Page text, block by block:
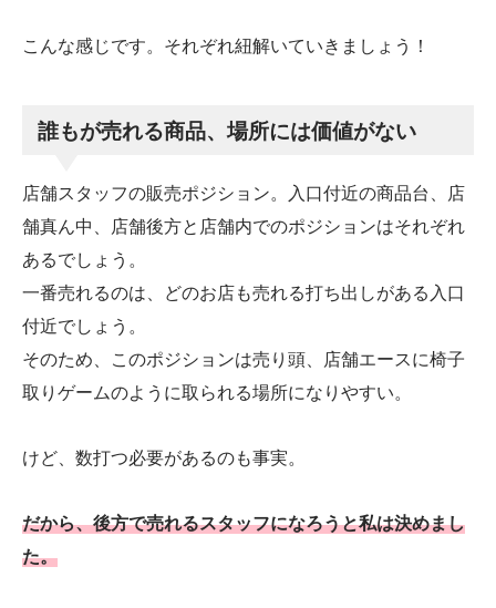
こんな感じです。それぞれ紐解いていきましょう！
誰もが売れる商品、場所には価値がない
店舗スタッフの販売ポジション。入口付近の商品台、店
舗真ん中、店舗後方と店舗内でのポジションはそれぞれ
あるでしょう。
一番売れるのは、どのお店も売れる打ち出しがある入口
付近でしょう。
そのため、このポジションは売り頭、店舗エースに椅子
取りゲームのように取られる場所になりやすい。
けど、数打つ必要があるのも事実。
だから、後方で売れるスタッフになろうと私は決めまし
た。